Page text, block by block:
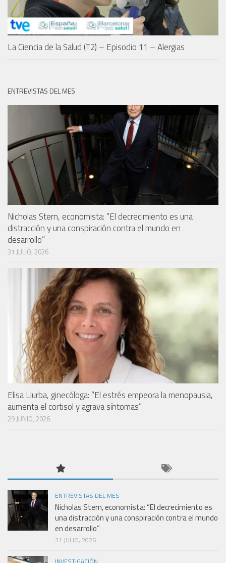
La Ciencia de la Salud (T2) – Episodio 11 – Alergias
ENTREVISTAS DEL MES
Nicholas Stern, economista: “El decrecimiento es una
distracción y una conspiración contra el mundo en
desarrollo”
31 JULIO, 2026
Elisa Llurba, ginecóloga: “El estrés empeora la menopausia,
aumenta el cortisol y agrava síntomas”
29 JUNIO, 2026
ENTREVISTAS DEL MES
Nicholas Stern, economista: “El decrecimiento es
una distracción y una conspiración contra el mundo
en desarrollo”
31 JULIO, 2026